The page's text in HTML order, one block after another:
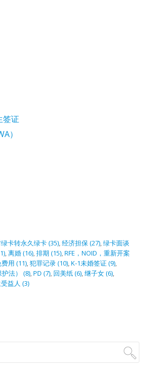
签证
）
卡转永久绿卡(35),经济担保(27),绿卡面谈
,离婚(16),排期 (15),RFE，NOID，重新开案
用 (11),犯罪记录(10),K-1未婚签证(9),
法）
(8),PD (7), 回美纸(6),继子女(6),
益人 (3)